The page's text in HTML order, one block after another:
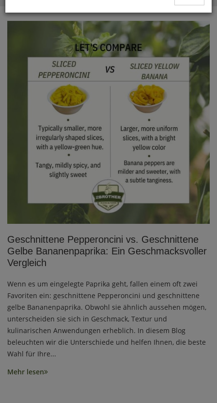
Geschnittene Pepperoncini vs. Geschnittene
Gelbe Bananenpaprika: Ein Geschmacksvoller
Vergleich
Wenn es um eingelegte Paprika geht, fallen einem oft zwei
Favoriten ein: geschnittene Pepperoncini und geschnittene
gelbe Bananenpaprika. Obwohl sie ähnlich aussehen mögen,
unterscheiden sie sich in Geschmack, Textur und
kulinarischen Anwendungen erheblich. In diesem Blog
beleuchten wir die Unterschiede und helfen Ihnen, die beste
Wahl für Ihre...
Mehr lesen